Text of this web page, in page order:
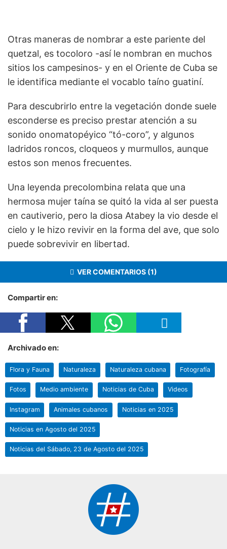
Otras maneras de nombrar a este pariente del
quetzal, es tocoloro -así le nombran en muchos
sitios los campesinos- y en el Oriente de Cuba se
le identifica mediante el vocablo taíno guatiní.
Para descubrirlo entre la vegetación donde suele
esconderse es preciso prestar atención a su
sonido onomatopéyico “tó-coro”, y algunos
ladridos roncos, cloqueos y murmullos, aunque
estos son menos frecuentes.
Una leyenda precolombina relata que una
hermosa mujer taína se quitó la vida al ser puesta
en cautiverio, pero la diosa Atabey la vio desde el
cielo y le hizo revivir en la forma del ave, que solo
puede sobrevivir en libertad.
VER COMENTARIOS (1)
Compartir en:
Archivado en:
Flora y Fauna Naturaleza Naturaleza cubana Fotografía
Fotos Medio ambiente Noticias de Cuba Videos
Instagram Animales cubanos Noticias en 2025
Noticias en Agosto del 2025
Noticias del Sábado, 23 de Agosto del 2025